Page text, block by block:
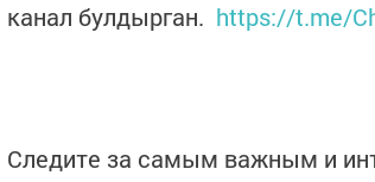
канал булдырган. https://t.me/
Следите за самым важным и